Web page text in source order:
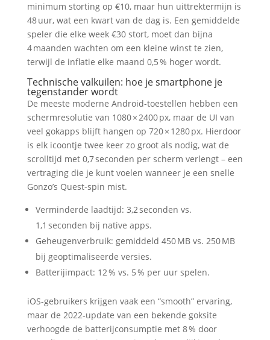
minimum storting op €10, maar hun uittrektermijn is
48 uur, wat een kwart van de dag is. Een gemiddelde
speler die elke week €30 stort, moet dan bijna
4 maanden wachten om een kleine winst te zien,
terwijl de inflatie elke maand 0,5 % hoger wordt.
Technische valkuilen: hoe je smartphone je
tegenstander wordt
De meeste moderne Android-toestellen hebben een
schermresolutie van 1080 × 2400 px, maar de UI van
veel gokapps blijft hangen op 720 × 1280 px. Hierdoor
is elk icoontje twee keer zo groot als nodig, wat de
scrolltijd met 0,7 seconden per scherm verlengt – een
vertraging die je kunt voelen wanneer je een snelle
Gonzo’s Quest-spin mist.
Verminderde laadtijd: 3,2 seconden vs.
1,1 seconden bij native apps.
Geheugenverbruik: gemiddeld 450 MB vs. 250 MB
bij geoptimaliseerde versies.
Batterijimpact: 12 % vs. 5 % per uur spelen.
iOS-gebruikers krijgen vaak een “smooth” ervaring,
maar de 2022‑update van een bekende goksite
verhoogde de batterijconsumptie met 8 % door